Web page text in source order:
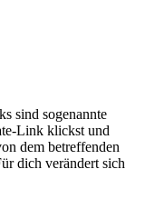
sind sogenannte
Link klickst und
dem betreffenden
dich verändert sich